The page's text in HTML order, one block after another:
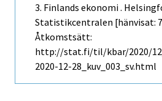
3. Finlands ekonomi .
Statistikcentralen [hänvisat:
Åtkomstsätt:
http://stat.fi/til/kbar/2020/12/
2020-12-28_kuv_003_sv.html